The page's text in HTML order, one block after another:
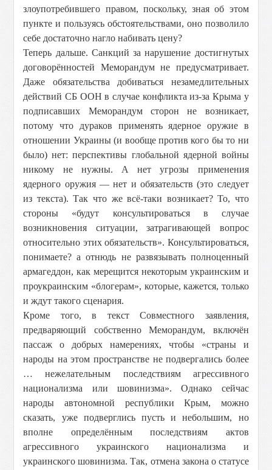
злоупотребившего правом, поскольку, зная об этом
пункте и пользуясь обстоятельствами, оно позволило
себе достаточно нагло набивать цену?
Теперь дальше. Санкций за нарушение достигнутых
договорённостей Меморандум не предусматривает.
Даже обязательства добиваться незамедлительных
действий СБ ООН в случае конфликта из-за Крыма у
подписавших Меморандум сторон не возникает,
потому что дураков применять ядерное оружие в
отношении Украины (и вообще против кого бы то ни
было) нет: перспективы глобальной ядерной войны
никому не нужны. А нет угрозы применения
ядерного оружия — нет и обязательств (это следует
из текста). Так что же всё-таки возникает? То, что
стороны «будут консультироваться в случае
возникновения ситуации, затрагивающей вопрос
относительно этих обязательств». Консультироваться,
понимаете? а отнюдь не развязывать полноценный
армагеддон, как мерещится некоторым украинским и
проукраинским «блогерам», которые, кажется, только
и ждут такого сценария.
Кроме того, в текст Совместного заявления,
предваряющий собственно Меморандум, включён
пассаж о добрых намерениях, чтобы «страны и
народы на этом пространстве не подвергались более
… нежелательным последствиям агрессивного
национализма или шовинизма». Однако сейчас
народы автономной республики Крым, можно
сказать, уже подверглись пусть и небольшим, но
вполне определённым последствиям актов
агрессивного украинского национализма и
украинского шовинизма. Так, отмена закона о статусе